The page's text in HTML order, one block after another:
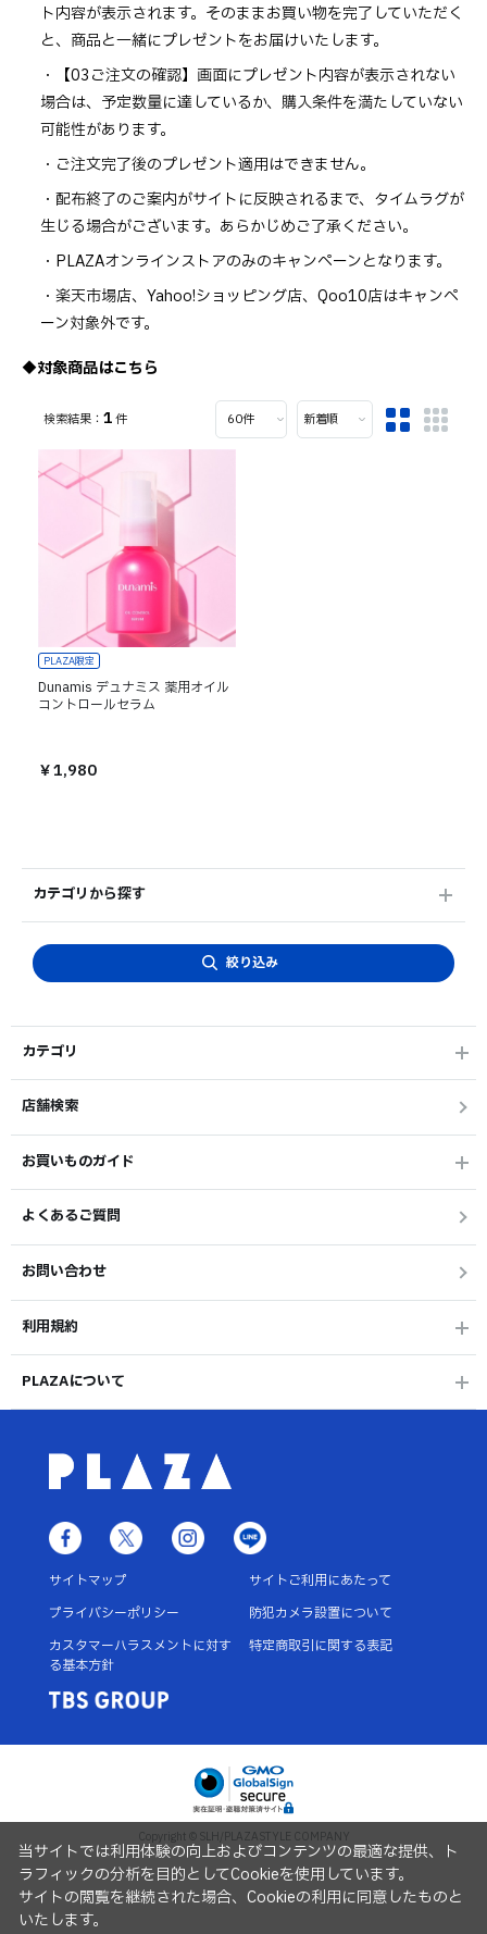
ト内容が表示されます。そのままお買い物を完了していただく
と、商品と一緒にプレゼントをお届けいたします。
・【03ご注文の確認】画面にプレゼント内容が表示されない
場合は、予定数量に達しているか、購入条件を満たしていない
可能性があります。
・ご注文完了後のプレゼント適用はできません。
・配布終了のご案内がサイトに反映されるまで、タイムラグが
生じる場合がございます。あらかじめご了承ください。
・PLAZAオンラインストアのみのキャンペーンとなります。
・楽天市場店、Yahoo!ショッピング店、Qoo10店はキャンペ
ーン対象外です。
◆対象商品はこちら
1件
PLAZA限定
Dunamis デュナミス 薬用オイル
コントロールセラム
￥1,980
カテゴリから探す
絞り込み
カテゴリ
店舗検索
お買いものガイド
よくあるご質問
お問い合わせ
利用規約
PLAZAについて
サイトマップ
サイトご利用にあたって
プライバシーポリシー
防犯カメラ設置について
カスタマーハラスメントに対す
る基本方針
特定商取引に関する表記
Copyright © SLH/PLAZASTYLE COMPANY
当サイトでは利用体験の向上およびコンテンツの最適な提供、ト
ラフィックの分析を目的としてCookieを使用しています。
サイトの閲覧を継続された場合、Cookieの利用に同意したものと
いたします。